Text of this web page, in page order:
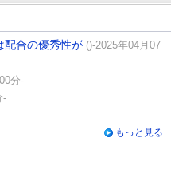
配合の優秀性が ()-2025年04月07
分-
-
もっと見る